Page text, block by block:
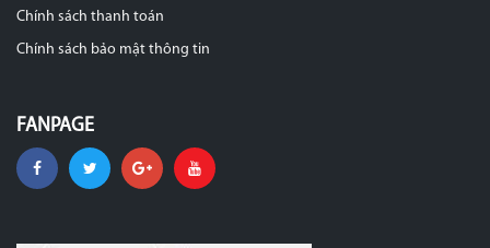
Chính sách thanh toán
Chính sách bảo mật thông tin
FANPAGE